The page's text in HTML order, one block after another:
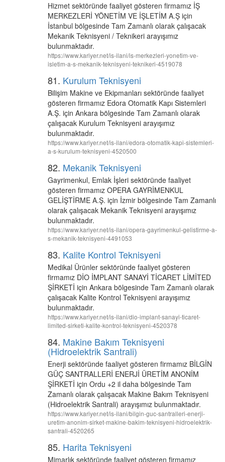
Hizmet sektöründe faaliyet gösteren firmamız İŞ
MERKEZLERİ YÖNETİM VE İŞLETİM A.Ş için
İstanbul bölgesinde Tam Zamanlı olarak çalışacak
Mekanik Teknisyeni / Teknikeri arayışımız
bulunmaktadır.
https://www.kariyer.net/is-ilani/is-merkezleri-yonetim-ve-
isletim-a-s-mekanik-teknisyeni-teknikeri-4519078
81. Kurulum Teknisyeni
Bilişim Makine ve Ekipmanları sektöründe faaliyet
gösteren firmamız Edora Otomatik Kapı Sistemleri
A.Ş. için Ankara bölgesinde Tam Zamanlı olarak
çalışacak Kurulum Teknisyeni arayışımız
bulunmaktadır.
https://www.kariyer.net/is-ilani/edora-otomatik-kapi-sistemleri-
a-s-kurulum-teknisyeni-4520500
82. Mekanik Teknisyeni
Gayrimenkul, Emlak İşleri sektöründe faaliyet
gösteren firmamız OPERA GAYRİMENKUL
GELİŞTİRME A.Ş. için İzmir bölgesinde Tam Zamanlı
olarak çalışacak Mekanik Teknisyeni arayışımız
bulunmaktadır.
https://www.kariyer.net/is-ilani/opera-gayrimenkul-gelistirme-a-
s-mekanik-teknisyeni-4491053
83. Kalite Kontrol Teknisyeni
Medikal Ürünler sektöründe faaliyet gösteren
firmamız DİO İMPLANT SANAYİ TİCARET LİMİTED
ŞİRKETİ için Ankara bölgesinde Tam Zamanlı olarak
çalışacak Kalite Kontrol Teknisyeni arayışımız
bulunmaktadır.
https://www.kariyer.net/is-ilani/dio-implant-sanayi-ticaret-
limited-sirketi-kalite-kontrol-teknisyeni-4520378
84. Makine Bakım Teknisyeni
(Hidroelektrik Santrali)
Enerji sektöründe faaliyet gösteren firmamız BİLGİN
GÜÇ SANTRALLERİ ENERJİ ÜRETİM ANONİM
ŞİRKETİ için Ordu +2 il daha bölgesinde Tam
Zamanlı olarak çalışacak Makine Bakım Teknisyeni
(Hidroelektrik Santrali) arayışımız bulunmaktadır.
https://www.kariyer.net/is-ilani/bilgin-guc-santralleri-enerji-
uretim-anonim-sirket-makine-bakim-teknisyeni-hidroelektrik-
santrali-4520265
85. Harita Teknisyeni
Mimarlık sektöründe faaliyet gösteren firmamız